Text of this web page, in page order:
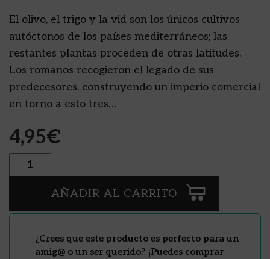
El olivo, el trigo y la vid son los únicos cultivos
autóctonos de los países mediterráneos; las
restantes plantas proceden de otras latitudes.
Los romanos recogieron el legado de sus
predecesores, construyendo un imperio comercial
en torno a esto tres…
4,95€
Cantidad
AÑADIR AL CARRITO
¿Crees que este producto es perfecto para un
amig@ o un ser querido? ¡Puedes comprar